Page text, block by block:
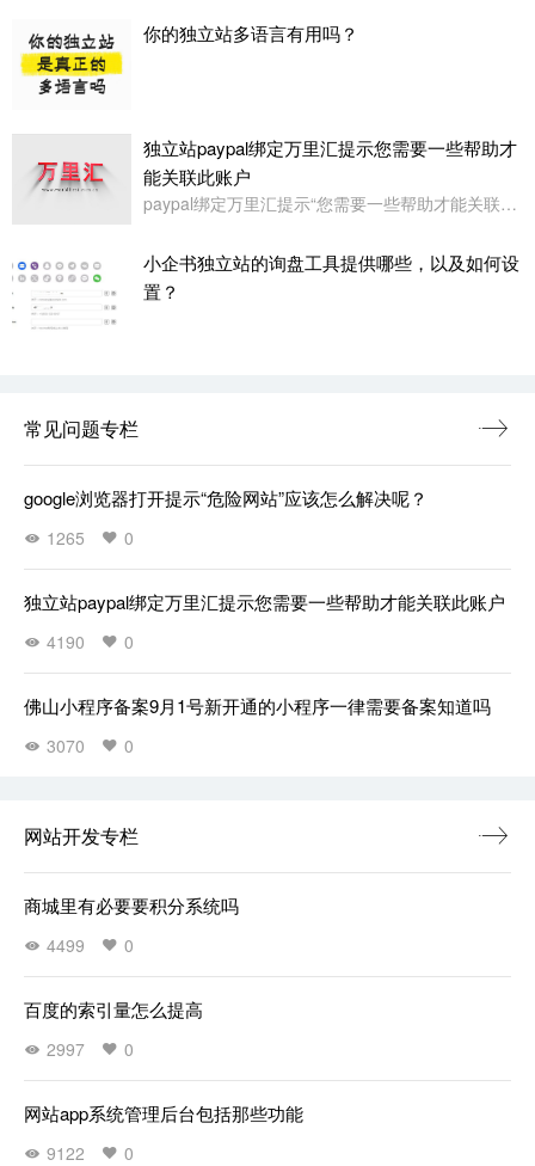
你的独立站多语言有用吗？
独立站paypal绑定万里汇提示您需要一些帮助才
能关联此账户
paypal绑定万里汇提示“您需要一些帮助才能关联此账户。请联系我们寻求帮助,或者您也可以绑定其它账户”
小企书独立站的询盘工具提供哪些，以及如何设
置？
常见问题专栏
google浏览器打开提示“危险网站”应该怎么解决呢？
1265 0
独立站paypal绑定万里汇提示您需要一些帮助才能关联此账户
4190 0
佛山小程序备案9月1号新开通的小程序一律需要备案知道吗
3070 0
网站开发专栏
商城里有必要要积分系统吗
4499 0
百度的索引量怎么提高
2997 0
网站app系统管理后台包括那些功能
9122 0